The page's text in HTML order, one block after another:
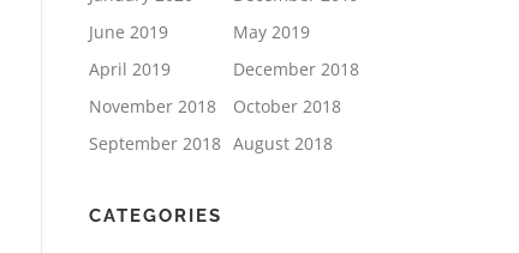
June 2019
May 2019
April 2019
December 2018
November 2018
October 2018
September 2018 August 2018
CATEGORIES